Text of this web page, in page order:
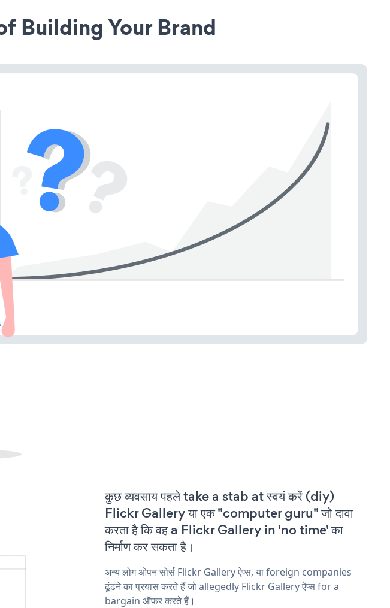
Building Your Brand
कुछ व्यवसाय पहले take a stab at स्वयं करें (diy)
Flickr Gallery या एक "computer guru" जो दावा
करता है कि वह a Flickr Gallery in 'no time' का
निर्माण कर सकता है।
अन्य लोग ओपन सोर्स Flickr Gallery ऐप्स, या foreign companies
ढूंढने का प्रयास करते हैं जो allegedly Flickr Gallery ऐप्स for a
bargain ऑफ़र करते हैं।